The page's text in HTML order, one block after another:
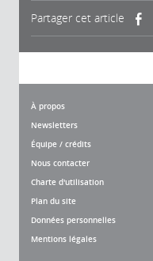
Partager cet article
À propos
Newsletters
Équipe / crédits
Nous contacter
Charte d'utilisation
Plan du site
Données personnelles
Mentions légales